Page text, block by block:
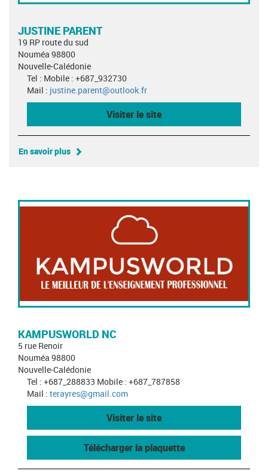
JUSTINE PARENT
19 RP route du sud
Nouméa 98800
Nouvelle-Calédonie
Tel : Mobile : +687_932730
Mail : justine.parent@outlook.fr
Visiter le site
En savoir plus
KAMPUSWORLD NC
5 rue Renoir
Nouméa 98800
Nouvelle-Calédonie
Tel : +687_288833 Mobile : +687_787858
Mail : terayres@gmail.com
Visiter le site
Télécharger la plaquette